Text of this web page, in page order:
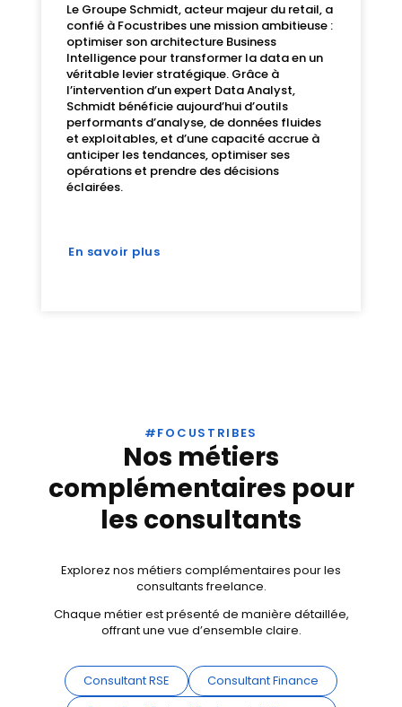
Le Groupe Schmidt, acteur majeur du retail, a
confié à Focustribes une mission ambitieuse :
optimiser son architecture Business
Intelligence pour transformer la data en un
véritable levier stratégique. Grâce à
l’intervention d’un expert Data Analyst,
Schmidt bénéficie aujourd’hui d’outils
performants d’analyse, de données fluides
et exploitables, et d’une capacité accrue à
anticiper les tendances, optimiser ses
opérations et prendre des décisions
éclairées.
En savoir plus
#FOCUSTRIBES
Nos métiers
complémentaires pour
les consultants
Explorez nos métiers complémentaires pour les
consultants freelance.
Chaque métier est présenté de manière détaillée,
offrant une vue d’ensemble claire.
Consultant RSE
Consultant Finance